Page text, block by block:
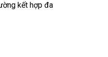
kết hợp đa